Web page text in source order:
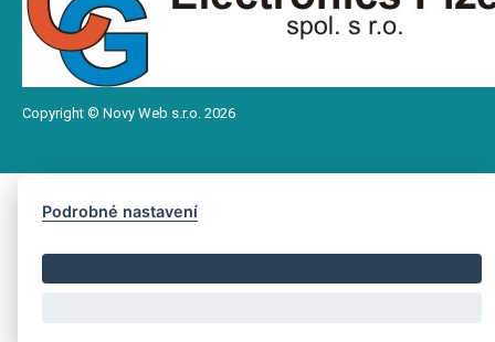
Copyright © Novy Web s.r.o. 2026
Podrobné nastavení